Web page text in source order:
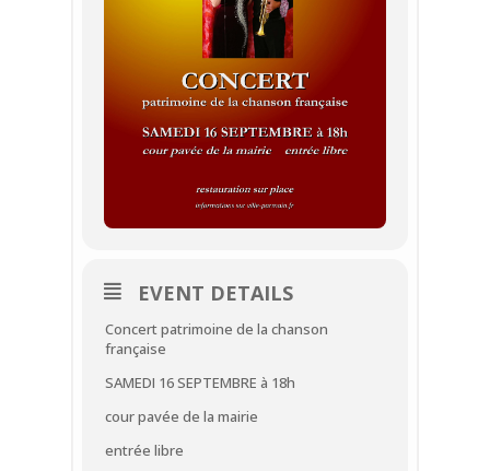
EVENT DETAILS
Concert patrimoine de la chanson
française
SAMEDI 16 SEPTEMBRE à 18h
cour pavée de la mairie
entrée libre